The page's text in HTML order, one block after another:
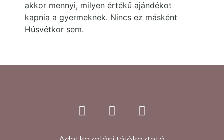
akkor mennyi, milyen értékű ajándékot
kapnia a gyermeknek. Nincs ez másként
Húsvétkor sem.